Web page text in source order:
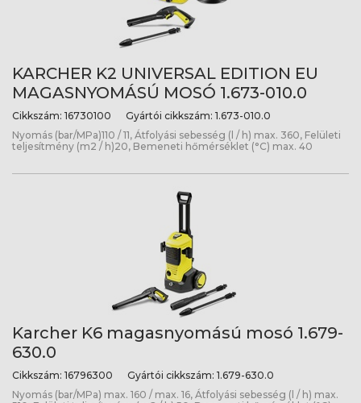
KARCHER K2 UNIVERSAL EDITION EU
MAGASNYOMÁSÚ MOSÓ 1.673-010.0
Cikkszám: 16730100 Gyártói cikkszám: 1.673-010.0
Nyomás (bar/MPa)110 / 11, Átfolyási sebesség (l / h) max. 360, Felületi
teljesítmény (m2 / h)20, Bemeneti hőmérséklet (°C) max. 40
Karcher K6 magasnyomású mosó 1.679-
630.0
Cikkszám: 16796300 Gyártói cikkszám: 1.679-630.0
Nyomás (bar/MPa) max. 160 / max. 16, Átfolyási sebesség (l / h) max.